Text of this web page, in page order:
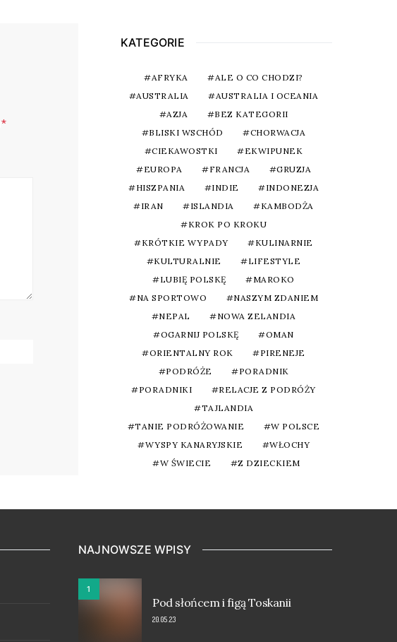
*
KATEGORIE
AFRYKA
ALE O CO CHODZI?
AUSTRALIA
AUSTRALIA I OCEANIA
AZJA
BEZ KATEGORII
BLISKI WSCHÓD
CHORWACJA
CIEKAWOSTKI
EKWIPUNEK
EUROPA
FRANCJA
GRUZJA
HISZPANIA
INDIE
INDONEZJA
IRAN
ISLANDIA
KAMBODŻA
KROK PO KROKU
KRÓTKIE WYPADY
KULINARNIE
KULTURALNIE
LIFESTYLE
LUBIĘ POLSKĘ
MAROKO
NA SPORTOWO
NASZYM ZDANIEM
NEPAL
NOWA ZELANDIA
OGARNIJ POLSKĘ
OMAN
ORIENTALNY ROK
PIRENEJE
PODRÓŻE
PORADNIK
PORADNIKI
RELACJE Z PODRÓŻY
TAJLANDIA
TANIE PODRÓŻOWANIE
W POLSCE
WYSPY KANARYJSKIE
WŁOCHY
W ŚWIECIE
Z DZIECKIEM
NAJNOWSZE WPISY
1
Pod słońcem i figą Toskanii
20.05.23